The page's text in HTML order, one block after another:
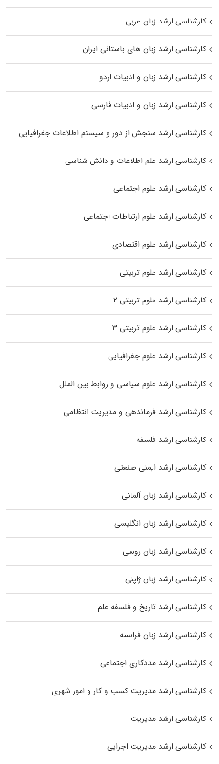
کارشناسی ارشد زبان عربی
کارشناسی ارشد زبان‌ های باستانی ایران
کارشناسی ارشد زبان و ادبیات اردو
کارشناسی ارشد زبان و ادبیات فارسی
کارشناسی ارشد سنجش از دور و سیستم اطلاعات جغرافیایی
کارشناسی ارشد علم اطلاعات و دانش شناسی
کارشناسی ارشد علوم اجتماعی
کارشناسی ارشد علوم ارتباطات اجتماعی
کارشناسی ارشد علوم اقتصادی
کارشناسی ارشد علوم تربیتی
کارشناسی ارشد علوم تربیتی ۲
کارشناسی ارشد علوم تربیتی ۳
کارشناسی ارشد علوم جغرافیایی
کارشناسی ارشد علوم سیاسی و روابط بین الملل
کارشناسی ارشد فرماندهی و مدیریت انتظامی
کارشناسی ارشد فلسفه
کارشناسی ارشد ایمنی صنعتی
کارشناسی ارشد زبان آلمانی
کارشناسی ارشد زبان انگلیسی
کارشناسی ارشد زبان روسی
کارشناسی ارشد زبان ژاپنی
کارشناسی ارشد تاریخ و فلسفه علم
کارشناسی ارشد زبان فرانسه
کارشناسی ارشد مددکاری اجتماعی
کارشناسی ارشد مدیریت کسب و کار و امور شهری
کارشناسی ارشد مدیریت
کارشناسی ارشد مدیریت اجرایی